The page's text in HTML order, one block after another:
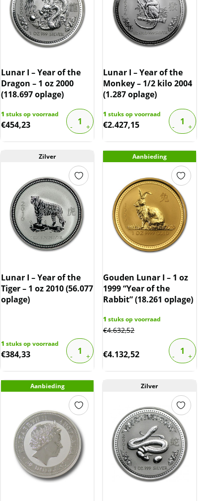
Lunar I – Year of the
Dragon – 1 oz 2000
(118.697 oplage)
1 stuks op voorraad
€454,23
Lunar I – Year of the
Monkey – 1/2 kilo 2004
(1.287 oplage)
1 stuks op voorraad
€2.427,15
Zilver
Lunar I – Year of the
Tiger – 1 oz 2010 (56.077
oplage)
1 stuks op voorraad
€384,33
Aanbieding
Gouden Lunar I – 1 oz
1999 “Year of the
Rabbit” (18.261 oplage)
1 stuks op voorraad
€4.632,52
€4.132,52
Aanbieding Zilver